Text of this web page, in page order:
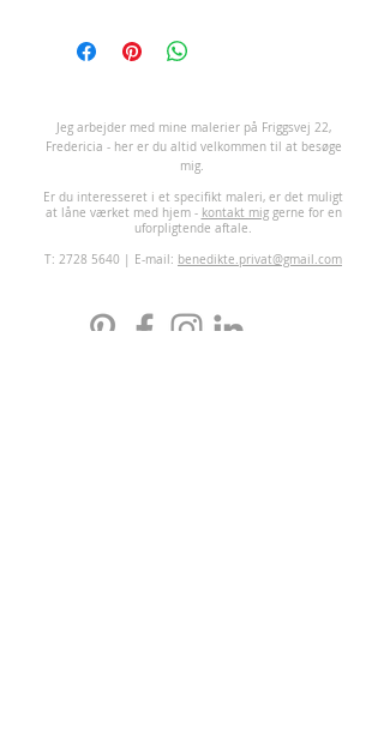
eg arbejder med mine malerier på Friggsvej 22,
Fredericia - her er du altid velkommen til at besøge
mig.
Er du interesseret i et specifikt maleri, er det muligt
at låne værket med hjem - kontakt miggerne for en
uforpligtende aftale.
T: 2728 5640 | E-mail: benedikte.privat@gmail.com